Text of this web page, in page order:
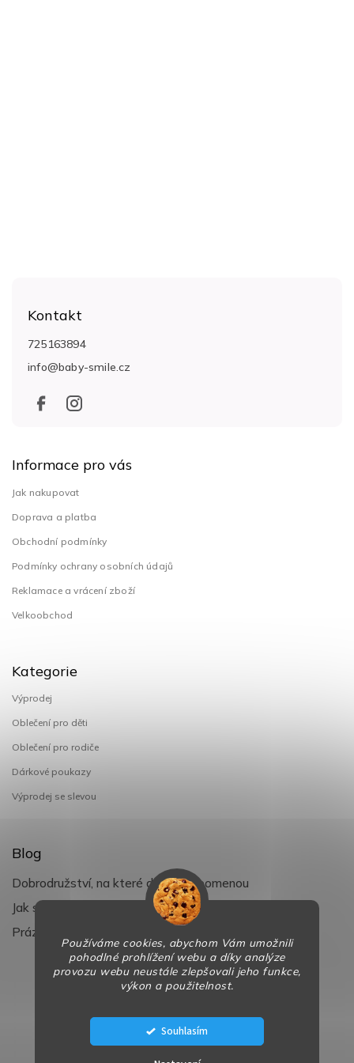
Používáme cookies, abychom Vám umožnili
pohodlné prohlížení webu a díky analýze
provozu webu neustále zlepšovali jeho funkce,
výkon a použitelnost.
Souhlasím
Kontakt
info@baby-smile.cz
725163894
Informace pro vás
Jak nakupovat
Doprava a platba
Obchodní podmínky
Podmínky ochrany osobních údajů
Reklamace a vrácení zboží
Velkoobchod
Kategorie
Výprodej
Oblečení pro děti
Oblečení pro rodiče
Dárkové poukazy
Výprodej se slevou
Blog
Dobrodružství, na které děti nezapomenou
Jak si užít léto s dětmi naplno
Prázdniny klepou na dveře
BaBy-smile.cz. Všechna práva vyhrazena.